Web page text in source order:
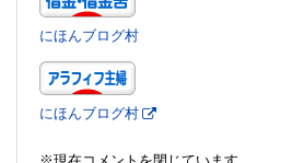
にほんブログ村
にほんブログ村